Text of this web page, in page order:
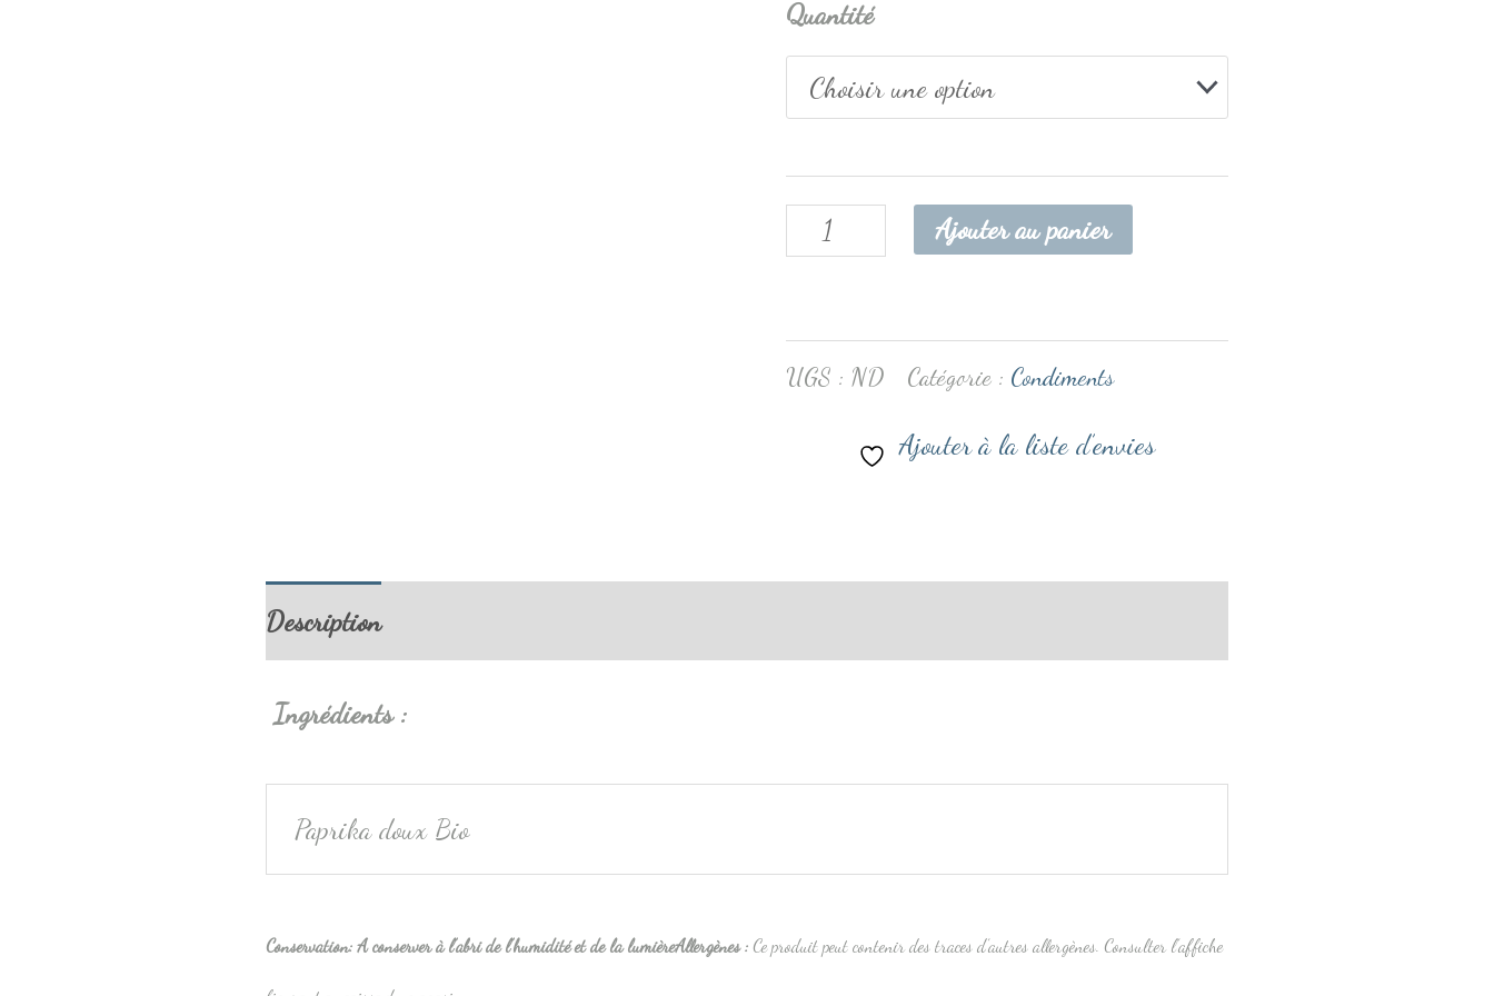
Quantité
Ajouter au panier
UGS : ND Catégorie : Condiments
Ajouter à la liste d’envies
Description
Ingrédients:
Paprika doux Bio
Conservation: A conserver à l’abri de l’humidité et de la lumièreAllergènes :Ce produit peut contenir des traces d’autres allergènes. Consulter l’affiche